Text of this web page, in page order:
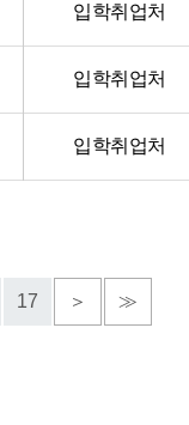
입학취업처
입학취업처
입학취업처
17 ＞ ≫